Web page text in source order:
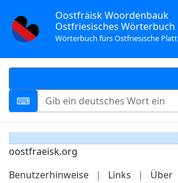
Oostfräisk Woordenbauk
Ostfriesisches Wörterbuch
Wörterbuch fürs Ostfriesische Platt
oostfraeisk.org
Benutzerhinweise
| Links | Über